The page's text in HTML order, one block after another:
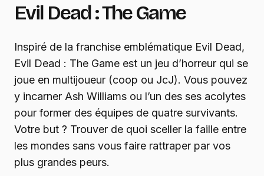
Evil Dead : The Game
Inspiré de la franchise emblématique Evil Dead,
Evil Dead : The Game est un jeu d’horreur qui se
joue en multijoueur (coop ou JcJ). Vous pouvez
y incarner Ash Williams ou l’un des ses acolytes
pour former des équipes de quatre survivants.
Votre but ? Trouver de quoi sceller la faille entre
les mondes sans vous faire rattraper par vos
plus grandes peurs.